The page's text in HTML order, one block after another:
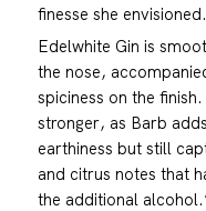
finesse she envisioned.
Edelwhite Gin is
the nose,
spiciness on the
stronger, as Barb
earthiness but still
and citrus notes that
the additional